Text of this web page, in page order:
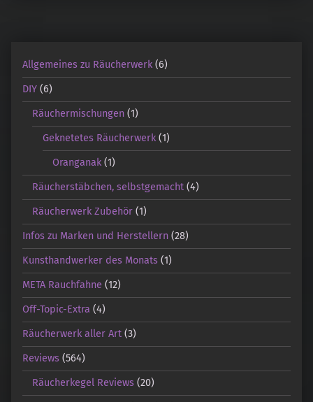
Allgemeines zu Räucherwerk (6)
DIY (6)
Räuchermischungen (1)
Geknetetes Räucherwerk(1)
Oranganak (1)
Räucherstäbchen, selbstgemacht (4)
Räucherwerk Zubehör (1)
Infos zu Marken und Herstellern (28)
Kunsthandwerker des Monats (1)
META Rauchfahne (12)
Off-Topic-Extra (4)
Räucherwerk aller Art (3)
Reviews (564)
Räucherkegel Reviews (20)